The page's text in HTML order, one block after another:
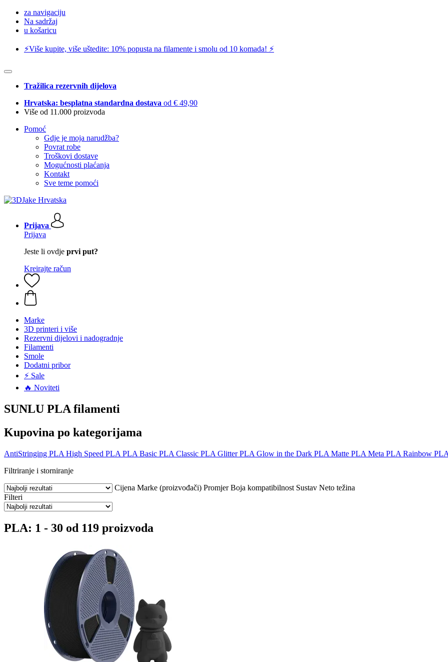
za navigaciju
Na sadržaj
u košaricu
⚡️Više kupite, više uštedite: 10% popusta na filamente i smolu od 10 komada! ⚡️
Tražilica rezervnih dijelova
Hrvatska: besplatna standardna dostava od € 49,90
Više od 11.000 proizvoda
Pomoć
Gdje je moja narudžba?
Povrat robe
Troškovi dostave
Mogućnosti plaćanja
Kontakt
Sve teme pomoći
Prijava
Prijava
Jeste li ovdje prvi put?
Kreirajte račun
Marke
3D printeri i više
Rezervni dijelovi i nadogradnje
Filamenti
Smole
Dodatni pribor
⚡ Sale
🔥 Noviteti
SUNLU PLA filamenti
Kupovina po kategorijama
AntiStringing PLA High Speed PLA PLA Basic PLA Classic PLA Glitter PLA Glow in the Dark PLA Matte PLA Meta PLA Rainbow
Filtriranje i storniranje
Cijena Marke (proizvođači) Promjer Boja kompatibilnost Sustav Neto težina
Filteri
PLA: 1 - 30 od 119 proizvoda